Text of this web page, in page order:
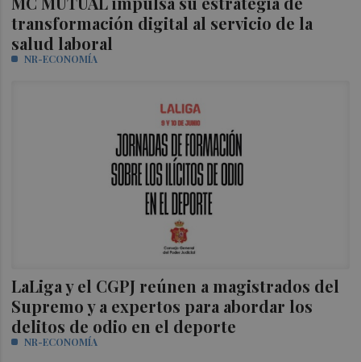
transformación digital al servicio de la
salud laboral
NR-ECONOMÍA
LaLiga y el CGPJ reúnen a magistrados del
Supremo y a expertos para abordar los
delitos de odio en el deporte
NR-ECONOMÍA